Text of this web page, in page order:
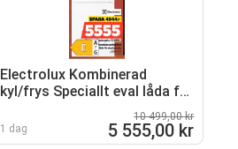
Electrolux Kombinerad
kyl/frys Speciallt eval låda för
1 dag
10 499,00 kr
5 555,00 kr